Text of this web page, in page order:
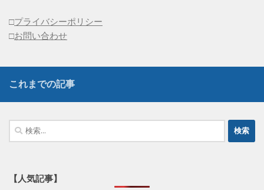
□プライバシーポリシー
□お問い合わせ
これまでの記事
検
索:
【人気記事】